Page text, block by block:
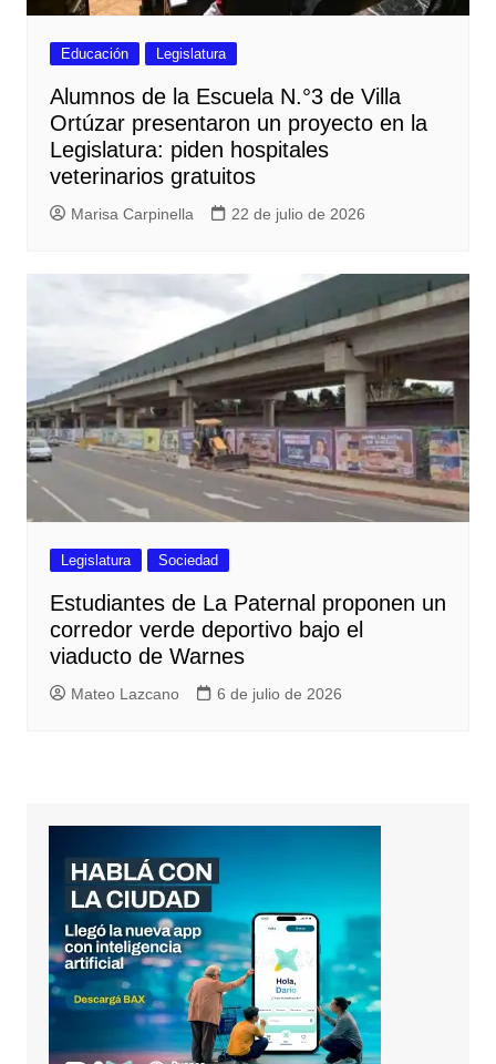
Educación Legislatura
Alumnos de la Escuela N.°3 de Villa
Ortúzar presentaron un proyecto en la
Legislatura: piden hospitales
veterinarios gratuitos
Marisa Carpinella 22 de julio de 2026
Legislatura Sociedad
Estudiantes de La Paternal proponen un
corredor verde deportivo bajo el
viaducto de Warnes
Mateo Lazcano 6 de julio de 2026